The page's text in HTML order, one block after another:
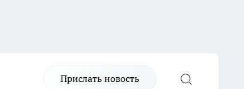
Прислать новость